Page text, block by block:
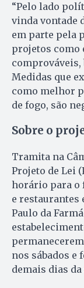
“Pelo lado
vinda vontade
em parte pela
projetos como
comprováveis,
Medidas que
como melhor
de fogo, são
Sobre o
Tramita na
Projeto de Lei
horário para o
e restaurantes
Paulo da
nos sábados e
demais dias da